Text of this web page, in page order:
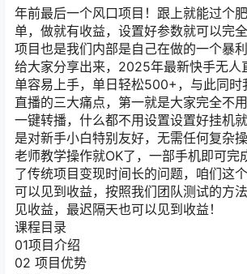
年前最后一个风口项目！跟上就能过个
单，做就有收益，设置好参数就可以完
项目也是我们内部是自己在做的一个暴
给大家分享出来，2025年最新快手无人
单容易上手，单日轻松500+，与此同时
直播的三大痛点，第一就是大家完全不用
一键转播，什么都不用设置设置好挂机
是对新手小白特别友好，无需任何复杂
老师教学操作就OK了，一部手机即可完
了传统项目变现时间长的问题，咱们这
可以见到收益，按照我们团队测试的方
见收益，最迟隔天也可以见到收益！
课程目录
01项目介绍
02 项目优势